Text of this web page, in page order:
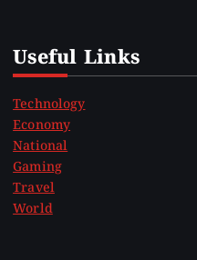
Useful Links
Technology
Economy
National
Gaming
Travel
World